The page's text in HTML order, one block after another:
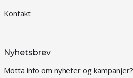
Kontakt
Nyhetsbrev
Motta info om nyheter og kampanjer?